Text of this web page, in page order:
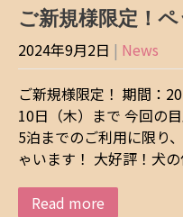
ご新規様限定！
2024年9月2日 | News
ご新規様限定！ 期間：
10日（木）まで 今回の
5泊までのご利用に限り
ゃいます！ 大好評！犬
Read more